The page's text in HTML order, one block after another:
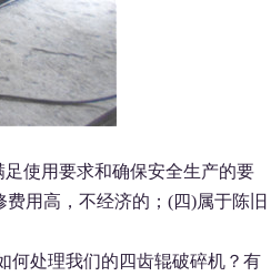
使用要求和确保安全生产的要
用高，不经济的；(四)属于陈旧
何处理我们的四齿辊破碎机？有